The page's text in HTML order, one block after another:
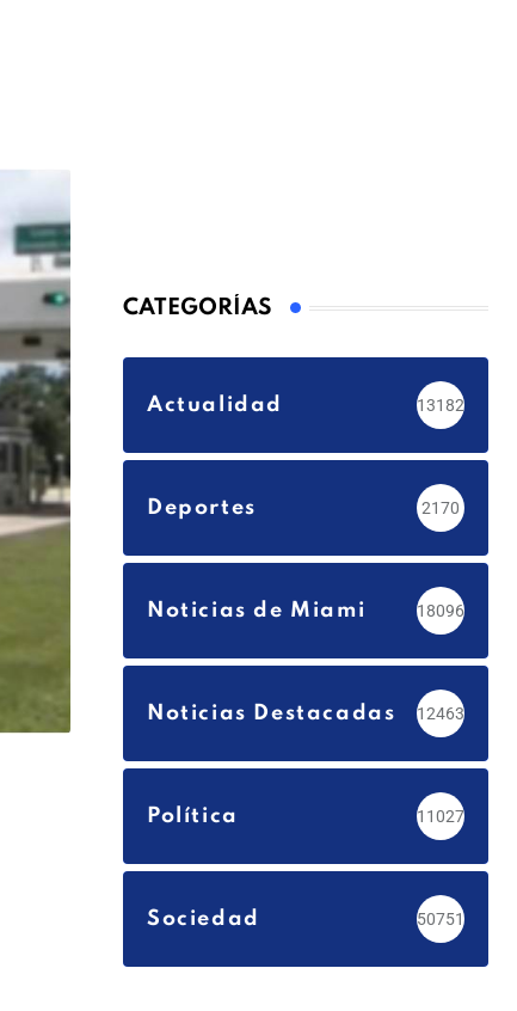
CATEGORÍAS
Actualidad 13182
Deportes 2170
Noticias de Miami 18096
Noticias Destacadas 12463
Política 11027
Sociedad 50751